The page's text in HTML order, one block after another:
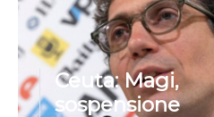
Ceuta: Magi,
sospensione